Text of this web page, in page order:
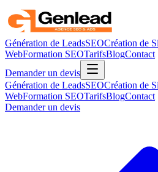
Génération de LeadsSEOCréation de
WebFormation SEOTarifsBlogContact
Demander un devis
Génération de LeadsSEOCréation de
WebFormation SEOTarifsBlogContact
Demander un devis